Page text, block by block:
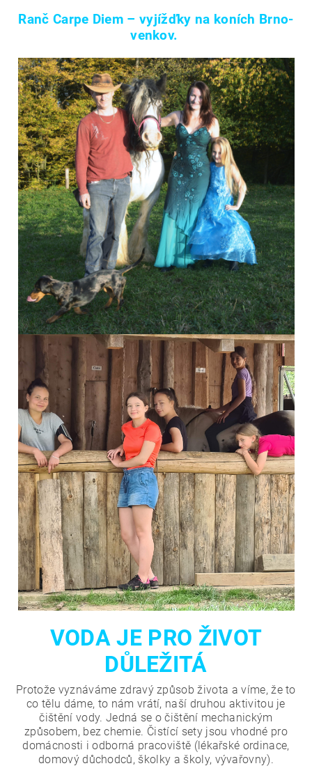
Ranč Carpe Diem – vyjížďky na koních Brno-
venkov.
VODA JE PRO ŽIVOT
DŮLEŽITÁ
Protože vyznáváme zdravý způsob života a víme, že to
co tělu dáme, to nám vrátí, naší druhou aktivitou je
čištění vody. Jedná se o čištění mechanickým
způsobem, bez chemie. Čistící sety jsou vhodné pro
domácnosti i odborná pracoviště (lékařské ordinace,
domový důchodců, školky a školy, vývařovny).